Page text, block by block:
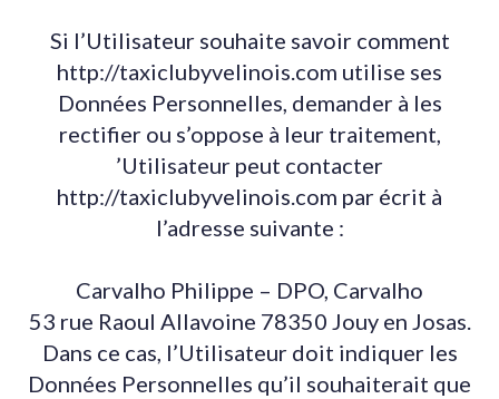
Si l’Utilisateur souhaite savoir comment
http://taxiclubyvelinois.com utilise ses
Données Personnelles, demander à les
rectifier ou s’oppose à leur traitement,
’Utilisateur peut contacter
http://taxiclubyvelinois.com par écrit à
l’adresse suivante :
Carvalho Philippe – DPO, Carvalho
53 rue Raoul Allavoine 78350 Jouy en Josas.
Dans ce cas, l’Utilisateur doit indiquer les
Données Personnelles qu’il souhaiterait que